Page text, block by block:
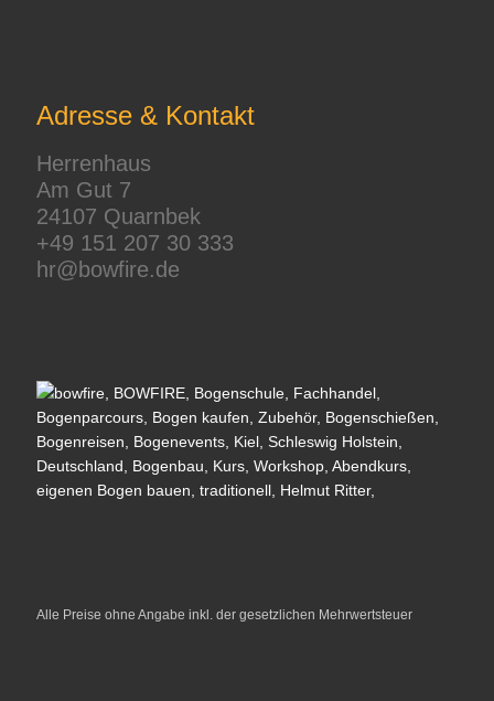
Adresse & Kontakt
Herrenhaus
Am Gut 7
24107 Quarnbek
+49 151 207 30 333
hr@bowfire.de
Alle Preise ohne Angabe inkl. der gesetzlichen Mehrwertsteuer